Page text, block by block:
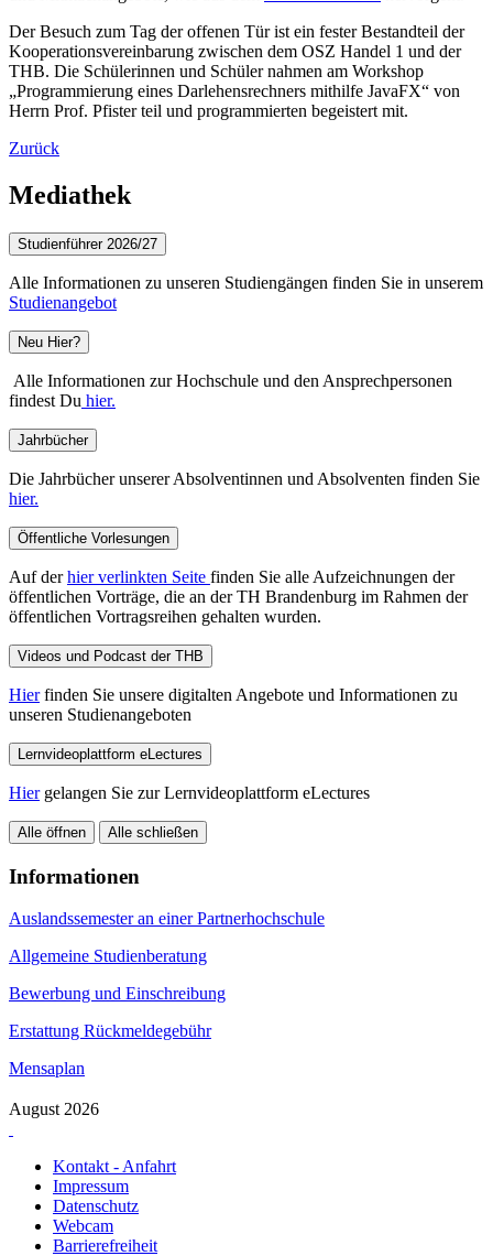
Der Besuch zum Tag der offenen Tür ist ein fester Bestandteil der
Kooperationsvereinbarung zwischen dem OSZ Handel 1 und der
THB. Die Schülerinnen und Schüler nahmen am Workshop
„Programmierung eines Darlehensrechners mithilfe JavaFX“ von
Herrn Prof. Pfister teil und programmierten begeistert mit.
Zurück
Mediathek
Studienführer 2026/27
Alle Informationen zu unseren Studiengängen finden Sie in unserem
Studienangebot
Neu Hier?
Alle Informationen zur Hochschule und den Ansprechpersonen
findest Du hier.
Jahrbücher
Die Jahrbücher unserer Absolventinnen und Absolventen finden Sie
hier.
Öffentliche Vorlesungen
Auf derhier verlinkten Seite finden Sie alle Aufzeichnungen der
öffentlichen Vorträge, die an der TH Brandenburg im Rahmen der
öffentlichen Vortragsreihen gehalten wurden.
Videos und Podcast der THB
Hierfinden Sie unsere digitalten Angebote und Informationen zu
unseren Studienangeboten
Lernvideoplattform eLectures
Hiergelangen Sie zur Lernvideoplattform eLectures
Alle öffnen Alle schließen
Informationen
Auslandssemester an einer Partnerhochschule
Allgemeine Studienberatung
Bewerbung und Einschreibung
Erstattung Rückmeldegebühr
Mensaplan
August 2026
Kontakt - Anfahrt
Impressum
Datenschutz
Webcam
Barrierefreiheit